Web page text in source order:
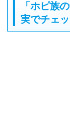
「ホピ族
実でチェ